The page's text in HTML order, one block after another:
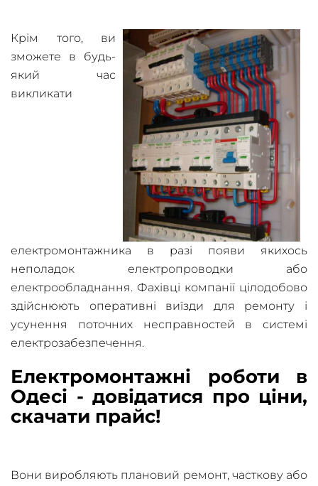
Крім того, ви
зможете в будь-
який час
викликати
електромонтажника в разі появи якихось
неполадок електропроводки або
електрообладнання. Фахівці компанії цілодобово
здійснюють оперативні виїзди для ремонту і
усунення поточних несправностей в системі
електрозабезпечення.
Електромонтажні роботи в
Одесі - довідатися про ціни,
скачати прайс!
Вони виробляють плановий ремонт, часткову або